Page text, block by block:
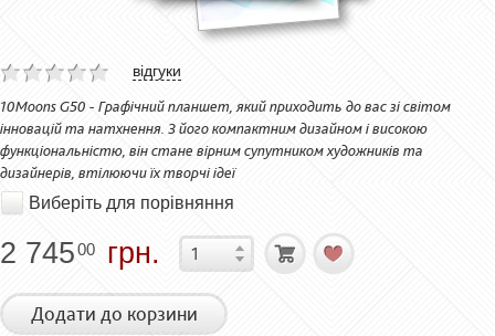
відгуки
10Moons G50 - Графічний планшет, який приходить до вас зі світом
інновацій та натхнення. З його компактним дизайном і високою
функціональністю, він стане вірним супутником художників та
дизайнерів, втілюючи їх творчі ідеї
Виберіть для порівняння
2 74500 грн.
Додати до корзини